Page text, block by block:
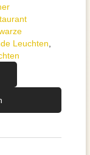
Leuchten